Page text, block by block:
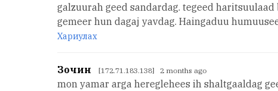
galzuurah geed sandardag. tegeed
gemeer hun dagaj yavdag. Haingaduu
Хариулах
Зочин [172.71.183.138] 2 months ago
mon yamar arga hereglehees ih shaltgaaldag